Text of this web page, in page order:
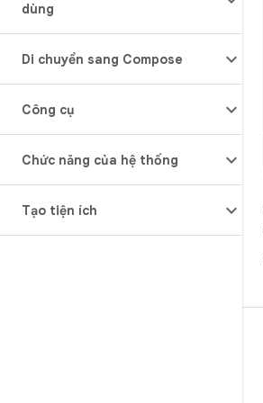
dùng
Di chuyển sang Compose
Công cụ
Chức năng của hệ thống
Tạo tiện ích